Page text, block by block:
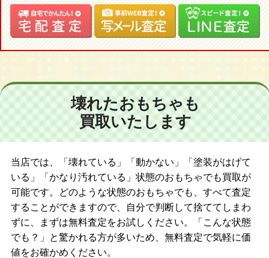
壊れたおもちゃも
買取いたします
当店では、「壊れている」「動かない」「塗装がはげて
いる」「かなり汚れている」状態のおもちゃでも買取が
可能です。どのような状態のおもちゃでも、すべて査定
することができますので、自分で判断して捨ててしまわ
ずに、まずは無料査定をお試しください。「こんな状態
でも？」と驚かれる方が多いため、無料査定で気軽に価
値をお確かめください。